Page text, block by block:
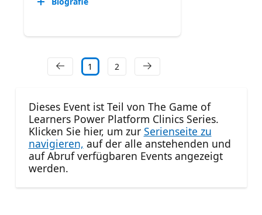
1 2
Dieses Event ist Teil von The Game of
Learners Power Platform Clinics Series.
Klicken Sie hier, um zur Serienseite zu
navigieren, auf der alle anstehenden und
auf Abruf verfügbaren Events angezeigt
werden.